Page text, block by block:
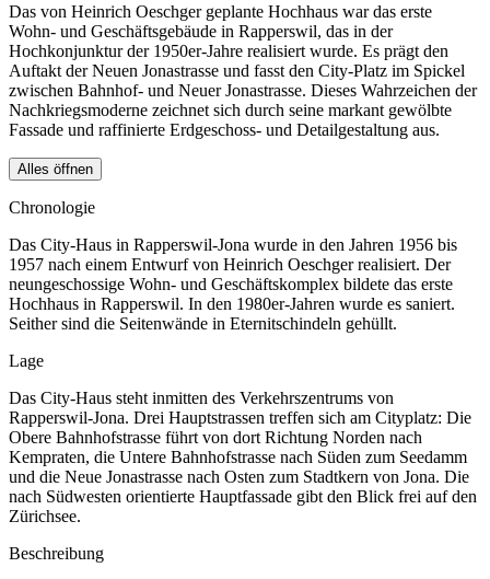
Das von Heinrich Oeschger geplante Hochhaus war das erste
Wohn- und Geschäftsgebäude in Rapperswil, das in der
Hochkonjunktur der 1950er-Jahre realisiert wurde. Es prägt den
Auftakt der Neuen Jonastrasse und fasst den City-Platz im Spickel
zwischen Bahnhof- und Neuer Jonastrasse. Dieses Wahrzeichen der
Nachkriegsmoderne zeichnet sich durch seine markant gewölbte
Fassade und raffinierte Erdgeschoss- und Detailgestaltung aus.
Alles öffnen
Chronologie
Das City-Haus in Rapperswil-Jona wurde in den Jahren 1956 bis
1957 nach einem Entwurf von Heinrich Oeschger realisiert. Der
neungeschossige Wohn- und Geschäftskomplex bildete das erste
Hochhaus in Rapperswil. In den 1980er-Jahren wurde es saniert.
Seither sind die Seitenwände in Eternitschindeln gehüllt.
Lage
Das City-Haus steht inmitten des Verkehrszentrums von
Rapperswil-Jona. Drei Hauptstrassen treffen sich am Cityplatz: Die
Obere Bahnhofstrasse führt von dort Richtung Norden nach
Kempraten, die Untere Bahnhofstrasse nach Süden zum Seedamm
und die Neue Jonastrasse nach Osten zum Stadtkern von Jona. Die
nach Südwesten orientierte Hauptfassade gibt den Blick frei auf den
Zürichsee.
Beschreibung